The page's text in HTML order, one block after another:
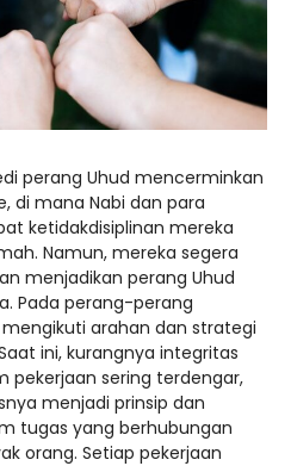
perang Uhud mencerminkan
di mana Nabi dan para
ketidakdisiplinan mereka
Namun, mereka segera
menjadikan perang Uhud
Pada perang-perang
arahan dan strategi
ini, kurangnya integritas
pekerjaan sering terdengar,
menjadi prinsip dan
tugas yang berhubungan
orang. Setiap pekerjaan